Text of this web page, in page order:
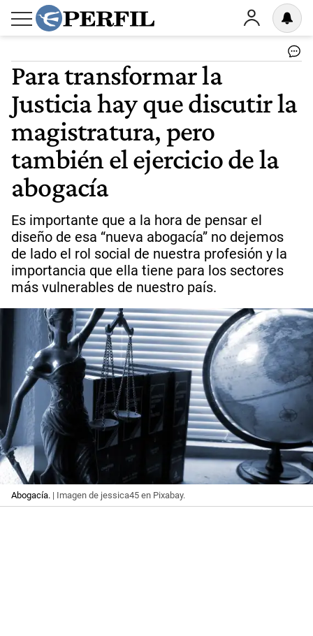
Para transformar la
Justicia hay que discutir la
magistratura, pero
también el ejercicio de la
abogacía
Es importante que a la hora de pensar el
diseño de esa “nueva abogacía” no dejemos
de lado el rol social de nuestra profesión y la
importancia que ella tiene para los sectores
más vulnerables de nuestro país.
Abogacía. | Imagen de jessica45 en Pixabay.